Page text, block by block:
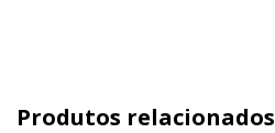
Produtos relacionados